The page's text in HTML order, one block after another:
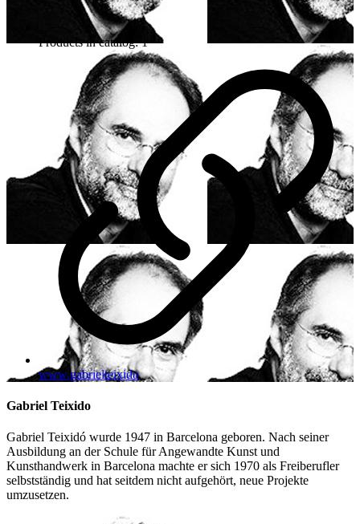
Products in catalog: 1
www.gabrielteixido
Gabriel Teixido
Gabriel Teixidó wurde 1947 in Barcelona geboren. Nach seiner
Ausbildung an der Schule für Angewandte Kunst und
Kunsthandwerk in Barcelona machte er sich 1970 als Freiberufler
selbstständig und hat seitdem nicht aufgehört, neue Projekte
umzusetzen.